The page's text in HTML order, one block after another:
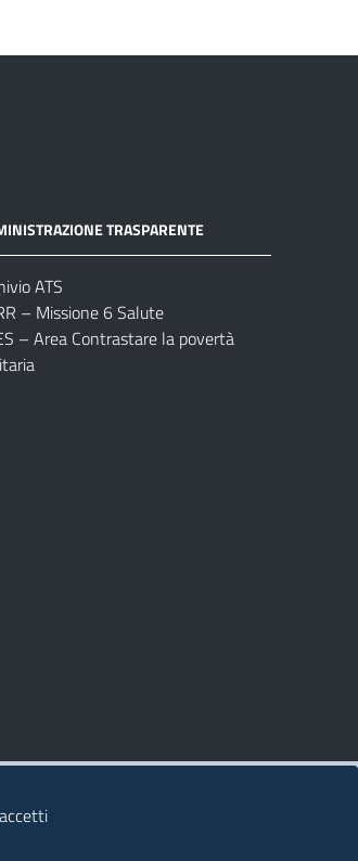
TRASPARENTE
ATS
– Missione 6 Salute
– Area Contrastare la povertà